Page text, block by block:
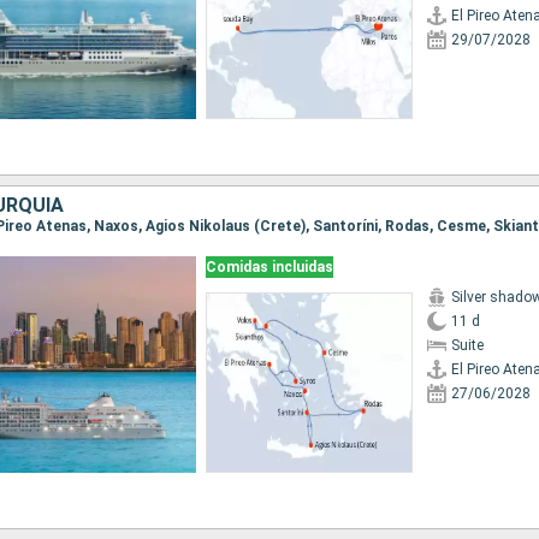
El Pireo
29/07/2028
Comidas incluidas
Silver
11 d
Suite
El Pireo
27/06/2028